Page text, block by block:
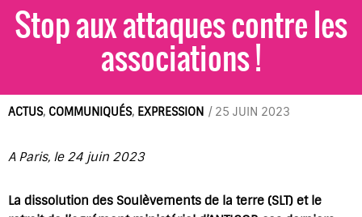
Stop aux attaques contre les
associations !
ACTUS, COMMUNIQUÉS, EXPRESSION / 25 JUIN 2023
A Paris, le 24 juin 2023
La dissolution des Soulèvements de la terre (SLT) et le